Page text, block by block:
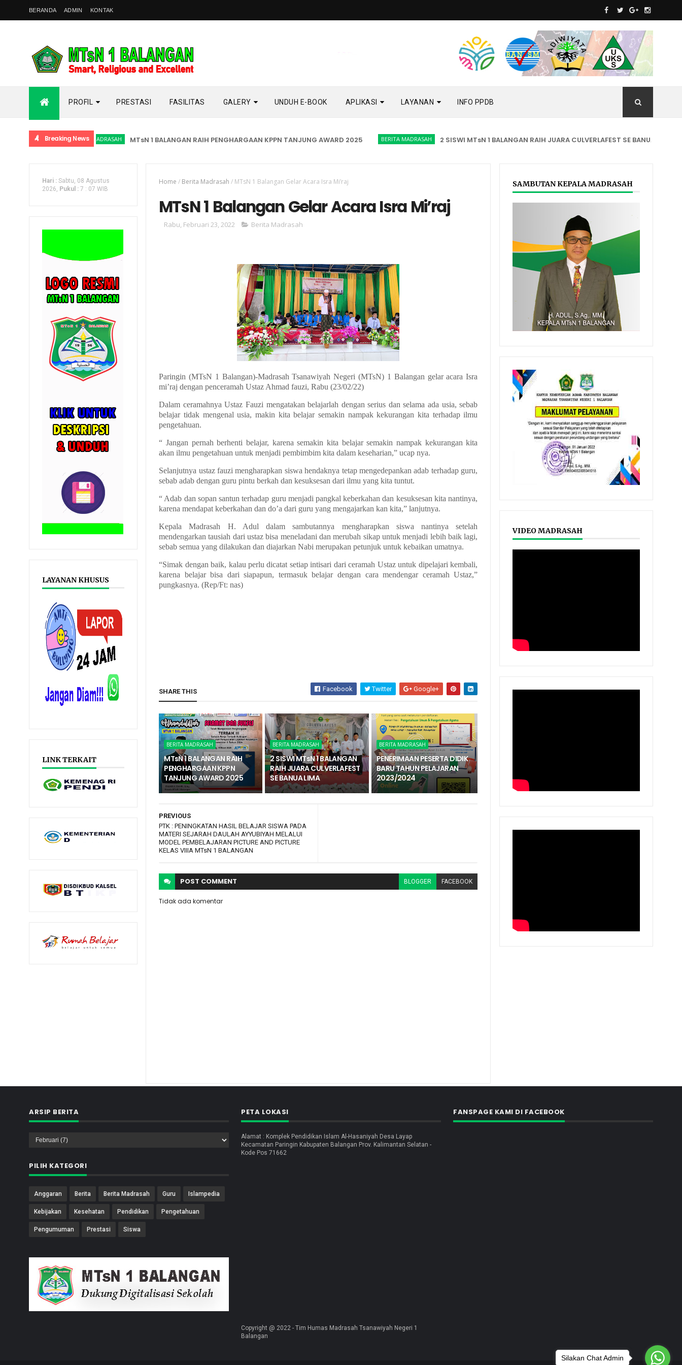
BERANDA ADMIN KONTAK
PROFIL PRESTASI FASILITAS GALERY UNDUH E-BOOK APLIKASI LAYANAN INFO PPDB
Breaking News
BERITA MADRASAH MTsN 1 BALANGAN RAIH PENGHARGAAN KPPN TANJUNG AWARD 2025 BERITA MADRASAH 2 SISWI MTsN 1 BALANGAN RAIH JUARA CULVERLAFEST SE BANUA LIMA
Hari : Sabtu, 08 Agustus
2026, Pukul : 7 : 07 WIB
LAYANAN KHUSUS
LINK TERKAIT
Home / Berita Madrasah / MTsN 1 Balangan Gelar Acara Isra Mi’raj
MTsN 1 Balangan Gelar Acara Isra Mi’raj
Rabu, Februari 23, 2022 Berita Madrasah
Paringin (MTsN 1 Balangan)-Madrasah Tsanawiyah Negeri (MTsN) 1 Balangan gelar acara Isra
mi’raj dengan penceramah Ustaz Ahmad fauzi, Rabu (23/02/22)
Dalam ceramahnya Ustaz Fauzi mengatakan belajarlah dengan serius dan selama ada usia, sebab
belajar tidak mengenal usia, makin kita belajar semakin nampak kekurangan kita terhadap ilmu
pengetahuan.
“ Jangan pernah berhenti belajar, karena semakin kita belajar semakin nampak kekurangan kita
akan ilmu pengetahuan untuk menjadi pembimbim kita dalam keseharian,” ucap nya.
Selanjutnya ustaz fauzi mengharapkan siswa hendaknya tetap mengedepankan adab terhadap guru,
sebab adab dengan guru pintu berkah dan kesuksesan dari ilmu yang kita tuntut.
“ Adab dan sopan santun terhadap guru menjadi pangkal keberkahan dan kesuksesan kita nantinya,
karena mendapat keberkahan dan do’a dari guru yang mengajarkan kan kita,” lanjutnya.
Kepala Madrasah H. Adul dalam sambutannya mengharapkan siswa nantinya setelah
mendengarkan tausiah dari ustaz bisa meneladani dan merubah sikap untuk menjadi lebih baik lagi,
sebab semua yang dilakukan dan diajarkan Nabi merupakan petunjuk untuk kebaikan umatnya.
“Simak dengan baik, kalau perlu dicatat setiap intisari dari ceramah Ustaz untuk dipelajari kembali,
karena belajar bisa dari siapapun, termasuk belajar dengan cara mendengar ceramah Ustaz,”
pungkasnya. (Rep/Ft: nas)
SHARE THIS Facebook Twitter Google+
BERITA MADRASAH
MTsN 1 BALANGAN RAIH
PENGHARGAAN KPPN
TANJUNG AWARD 2025
BERITA MADRASAH
2 SISWI MTsN 1 BALANGAN
RAIH JUARA CULVERLAFEST
SE BANUA LIMA
BERITA MADRASAH
PENERIMAAN PESERTA DIDIK
BARU TAHUN PELAJARAN
2023/2024
PREVIOUS
PTK : PENINGKATAN HASIL BELAJAR SISWA PADA
MATERI SEJARAH DAULAH AYYUBIYAH MELALUI
MODEL PEMBELAJARAN PICTURE AND PICTURE
KELAS VIIIA MTsN 1 BALANGAN
POST COMMENT BLOGGER FACEBOOK
Tidak ada komentar
SAMBUTAN KEPALA MADRASAH
VIDEO MADRASAH
ARSIP BERITA
PILIH KATEGORI
Anggaran Berita Berita Madrasah Guru Islampedia
Kebijakan Kesehatan Pendidikan Pengetahuan
Pengumuman Prestasi Siswa
PETA LOKASI
Alamat : Komplek Pendidikan Islam Al-Hasaniyah Desa Layap
Kecamatan Paringin Kabupaten Balangan Prov. Kalimantan Selatan -
Kode Pos 71662
Copyright @ 2022 - Tim Humas Madrasah Tsanawiyah Negeri 1
Balangan
FANSPAGE KAMI DI FACEBOOK
Silakan Chat Admin